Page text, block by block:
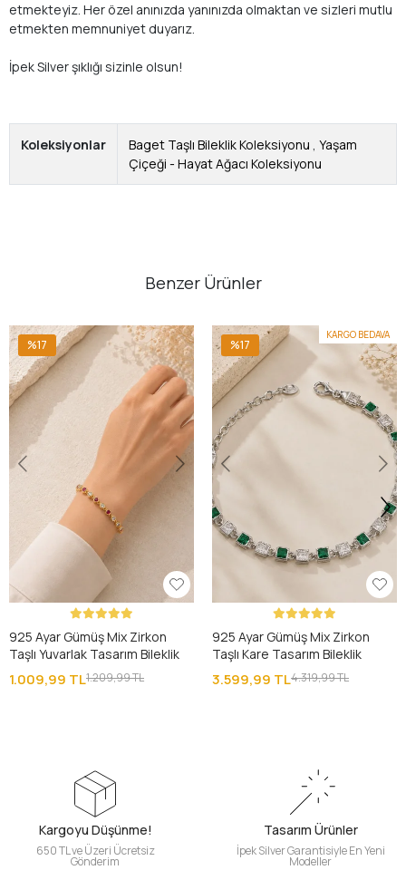
etmekteyiz. Her özel anınızda yanınızda olmaktan ve sizleri mutlu
etmekten memnuniyet duyarız.
İpek Silver şıklığı sizinle olsun!
Koleksiyonlar Baget Taşlı Bileklik Koleksiyonu , Yaşam
Çiçeği - Hayat Ağacı Koleksiyonu
Benzer Ürünler
%17
925 Ayar Gümüş Mix Zirkon
Taşlı Yuvarlak Tasarım Bileklik
1.009,99 TL1.209,99 TL
KARGO BEDAVA
%17
925 Ayar Gümüş Mix Zirkon
Taşlı Kare Tasarım Bileklik
3.599,99 TL4.319,99 TL
Kargoyu Düşünme!
650 TL ve Üzeri Ücretsiz
Gönderim
Tasarım Ürünler
İpek Silver Garantisiyle En Yeni
Modeller